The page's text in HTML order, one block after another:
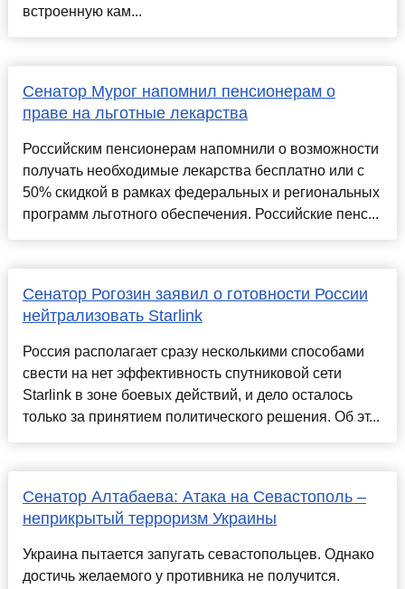
встроенную кам...
Сенатор Мурог напомнил пенсионерам о
праве на льготные лекарства
Российским пенсионерам напомнили о возможности
получать необходимые лекарства бесплатно или с
50% скидкой в рамках федеральных и региональных
программ льготного обеспечения. Российские пенс...
Сенатор Рогозин заявил о готовности России
нейтрализовать Starlink
Россия располагает сразу несколькими способами
свести на нет эффективность спутниковой сети
Starlink в зоне боевых действий, и дело осталось
только за принятием политического решения. Об эт...
Сенатор Алтабаева: Атака на Севастополь –
неприкрытый терроризм Украины
Украина пытается запугать севастопольцев. Однако
достичь желаемого у противника не получится.